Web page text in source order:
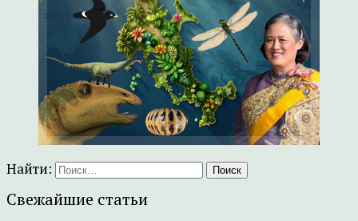
Найти:
Свежайшие статьи